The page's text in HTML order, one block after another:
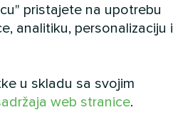
pristajete na upotrebu
analitiku, personalizaciju i
u skladu sa svojim
web stranice.